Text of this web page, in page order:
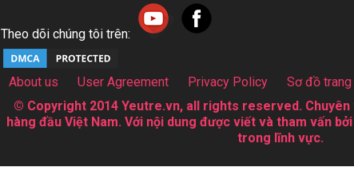
Theo dõi chúng tôi trên:
About us User Agreement Privacy Policy
Sơ đồ
© Copyright 2014 Yeutre.vn, all rights reserved. Chuyên
hàng đầu Việt Nam. Với nội dung được viết và tham vấn
trong lĩnh vực.